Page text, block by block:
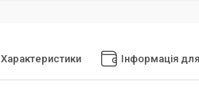
Характеристики Інформація